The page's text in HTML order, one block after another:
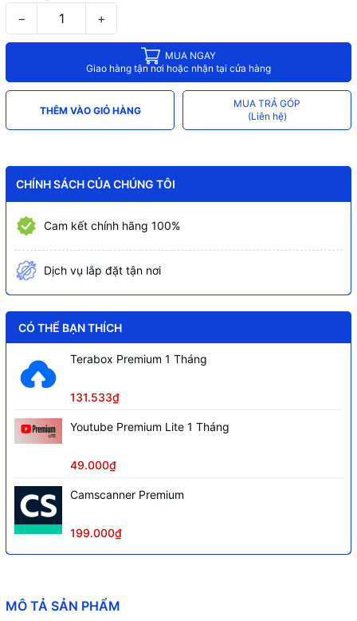
− +
MUA NGAY
Giao hàng tận nơi hoặc nhận tại cửa hàng
THÊM VÀO GIỎ HÀNG
MUA TRẢ GÓP
(Liên hệ)
CHÍNH SÁCH CỦA CHÚNG TÔI
Cam kết chính hãng 100%
Dịch vụ lắp đặt tận nơi
CÓ THỂ BẠN THÍCH
Terabox Premium 1 Tháng
131.533₫
Youtube Premium Lite 1 Tháng
49.000₫
Camscanner Premium
199.000₫
MÔ TẢ SẢN PHẨM